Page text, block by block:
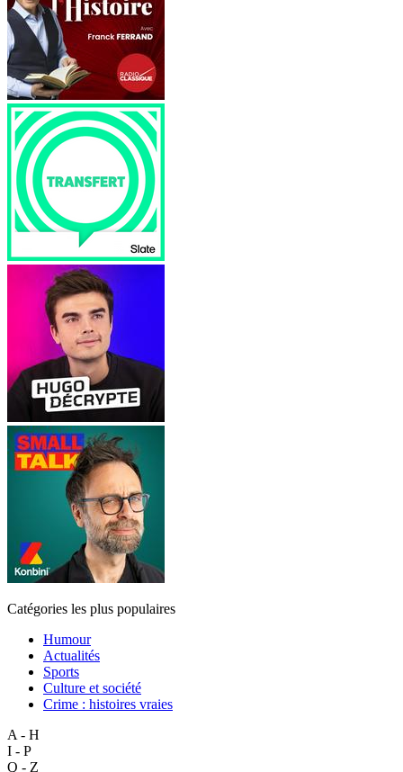
Catégories les plus populaires
Humour
Actualités
Sports
Culture et société
Crime : histoires vraies
A - H
I - P
Q - Z